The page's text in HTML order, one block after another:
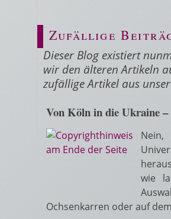
Zufällige
Dieser Blog existiert
wir den älteren Artikeln
zufällige Artikel aus
Von Köln in die Ukraine –
wie
Ochsenkarren oder auf